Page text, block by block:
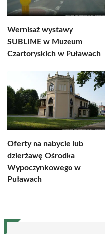
Wernisaż wystawy
SUBLIME w Muzeum
Czartoryskich w Puławach
Oferty na nabycie lub
dzierżawę Ośrodka
Wypoczynkowego w
Puławach